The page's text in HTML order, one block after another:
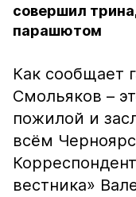
совершил
парашютом
Как сообщает
Смольяков –
пожилой и
всём
вестника»